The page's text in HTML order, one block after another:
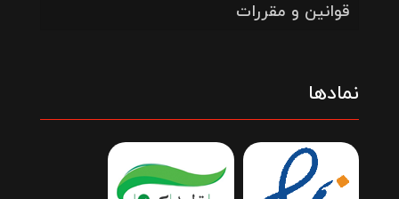
قوانین و مقررات
نمادها